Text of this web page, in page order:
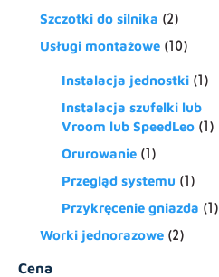
Szczotki do silnika (2)
Usługi montażowe (10)
Instalacja jednostki (1)
Instalacja szufelki lub
Vroom lub SpeedLeo (1)
Orurowanie (1)
Przegląd systemu (1)
Przykręcenie gniazda (1)
Worki jednorazowe (2)
Cena